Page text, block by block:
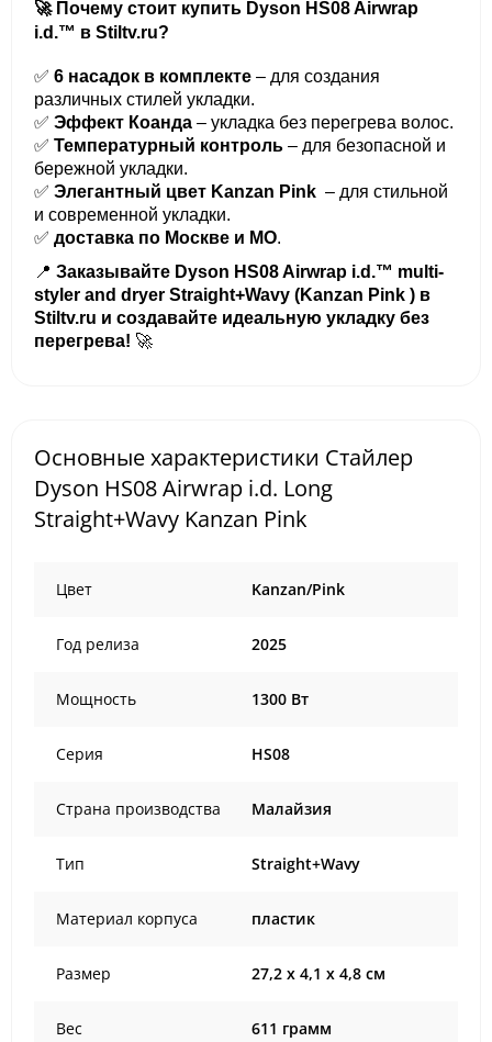
🚀 Почему стоит купить Dyson HS08 Airwrap
i.d.™ в Stiltv.ru?
✅ 6 насадок в комплекте – для создания
различных стилей укладки.
✅ Эффект Коанда – укладка без перегрева волос.
✅ Температурный контроль – для безопасной и
бережной укладки.
✅ Элегантный цвет Kanzan Pink – для стильной
и современной укладки.
✅ доставка по Москве и МО.
📍 Заказывайте Dyson HS08 Airwrap i.d.™ multi-
styler and dryer Straight+Wavy (Kanzan Pink ) в
Stiltv.ru и создавайте идеальную укладку без
перегрева! 🚀
Основные характеристики Стайлер
Dyson HS08 Airwrap i.d. Long
Straight+Wavy Kanzan Pink
Цвет Kanzan/Pink
Год релиза 2025
Мощность 1300 Вт
Серия HS08
Страна производства Малайзия
Тип Straight+Wavy
Материал корпуса пластик
Размер 27,2 x 4,1 x 4,8 см
Вес 611 грамм